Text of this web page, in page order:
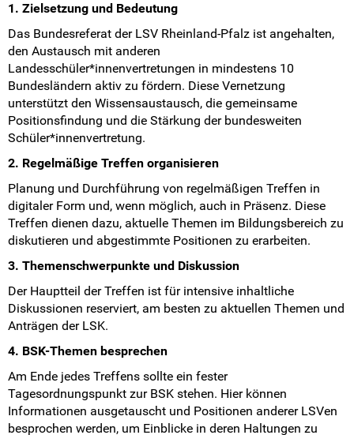
1. Zielsetzung und Bedeutung
Das Bundesreferat der LSV Rheinland-Pfalz ist angehalten,
den Austausch mit anderen
Landesschüler*innenvertretungen in mindestens 10
Bundesländern aktiv zu fördern. Diese Vernetzung
unterstützt den Wissensaustausch, die gemeinsame
Positionsfindung und die Stärkung der bundesweiten
Schüler*innenvertretung.
2. Regelmäßige Treffen organisieren
Planung und Durchführung von regelmäßigen Treffen in
digitaler Form und, wenn möglich, auch in Präsenz. Diese
Treffen dienen dazu, aktuelle Themen im Bildungsbereich zu
diskutieren und abgestimmte Positionen zu erarbeiten.
3. Themenschwerpunkte und Diskussion
Der Hauptteil der Treffen ist für intensive inhaltliche
Diskussionen reserviert, am besten zu aktuellen Themen und
Anträgen der LSK.
4. BSK-Themen besprechen
Am Ende jedes Treffens sollte ein fester
Tagesordnungspunkt zur BSK stehen. Hier können
Informationen ausgetauscht und Positionen anderer LSVen
besprochen werden, um Einblicke in deren Haltungen zu